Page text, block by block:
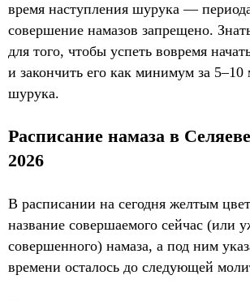
время наступления шурука —
совершение намазов запрещено.
для того, чтобы успеть вовремя
и закончить его как минимум за 5–10
шурука.
Расписание намаза в
2026
В расписании на сегодня желтым
название совершаемого сейчас (или
совершенного) намаза, а под ним
времени осталось до следующей